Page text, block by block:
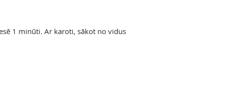
1 minūti. Ar karoti, sākot no vidus